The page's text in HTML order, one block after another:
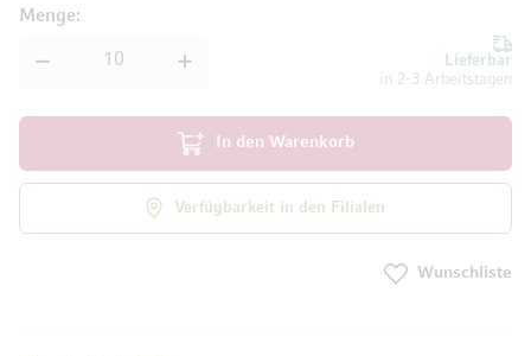
Lieferbar
in 2-3 Arbeitstagen
Menge
In den Warenkorb
Verfügbarkeit in den Filialen
Wunschliste